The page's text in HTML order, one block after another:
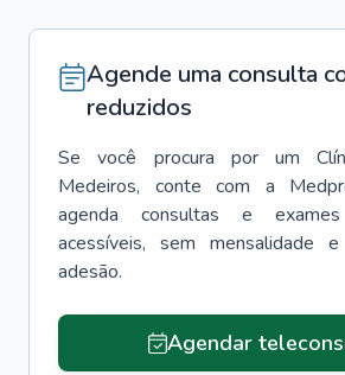
Agende uma consulta
reduzidos
Se você procura por um
Medeiros, conte com a
agenda consultas e
acessíveis, sem mensalidade
adesão.
Agendar